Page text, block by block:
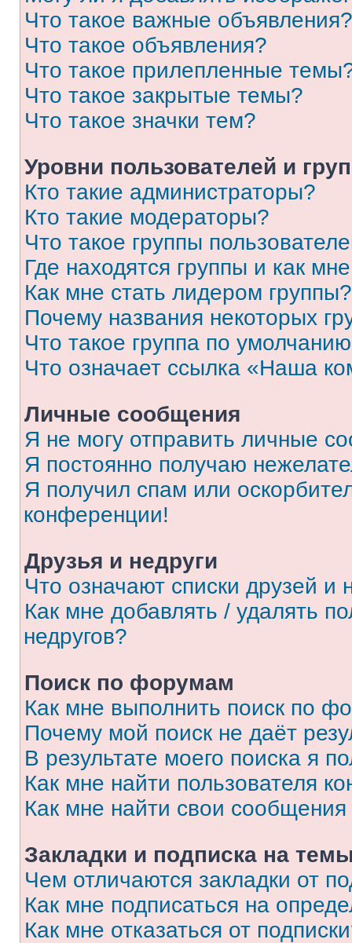
Что такое важные объявления?
Что такое объявления?
Что такое прилепленные
Что такое закрытые темы?
Что такое значки тем?
Уровни пользователей и
Кто такие администраторы?
Кто такие модераторы?
Что такое группы
Где находятся группы и как
Как мне стать лидером группы?
Почему названия некоторых
Что такое группа по
Что означает ссылка «Наша
Личные сообщения
Я не могу отправить личные
Я постоянно получаю
Я получил спам или
конференции!
Друзья и недруги
Что означают списки друзей и
Как мне добавлять / удалять
недругов?
Поиск по форумам
Как мне выполнить поиск по
Почему мой поиск не даёт
В результате моего поиска я
Как мне найти пользователя
Как мне найти свои
Закладки и подписка на
Чем отличаются закладки от
Как мне подписаться на
Как мне отказаться от